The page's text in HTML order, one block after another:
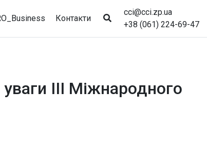
Контакти
cci@cci.zp.ua
+38 (061) 224-69-47
уваги III Міжнародного